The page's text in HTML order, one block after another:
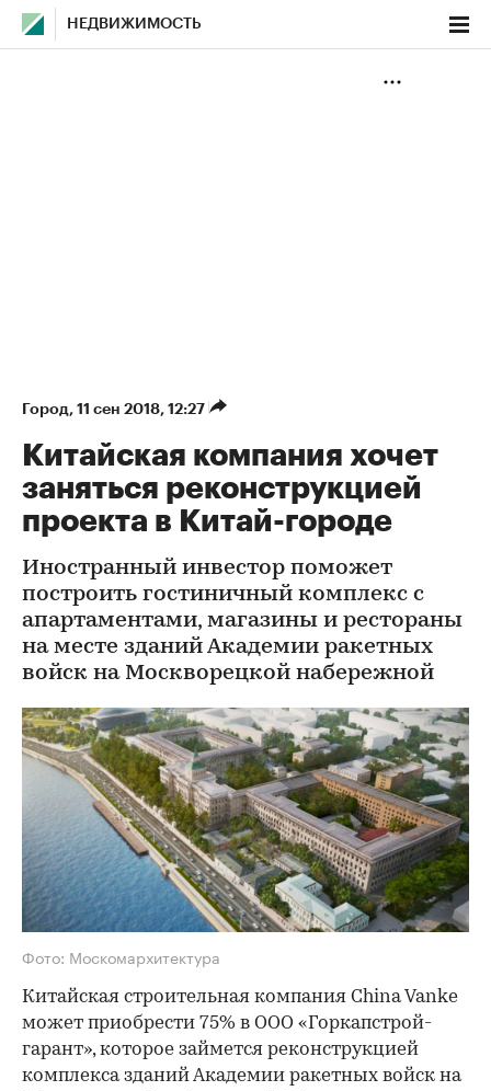
НЕДВИЖИМОСТЬ
Город⁠, 11 сен 2018, 12:27
Китайская компания хочет
заняться реконструкцией
проекта в Китай-городе
Иностранный инвестор поможет
построить гостиничный комплекс с
апартаментами, магазины и рестораны
на месте зданий Академии ракетных
войск на Москворецкой набережной
Фото: Москомархитектура
Китайская строительная компания China Vanke
может приобрести 75% в ООО «Горкапстрой-
гарант», которое займется реконструкцией
комплекса зданий Академии ракетных войск на